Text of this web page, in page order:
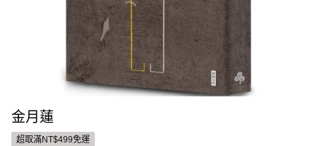
金月蓮
超取滿NT$499免運